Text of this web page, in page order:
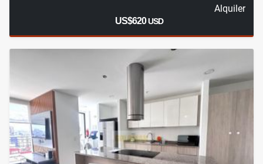
Alquiler
US$620USD